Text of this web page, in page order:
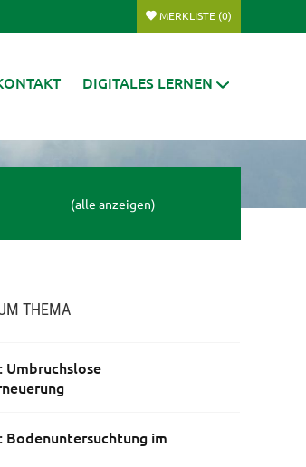
MERKLISTE (0)
DIGITALES LERNEN
(alle anzeigen)
THEMA
Umbruchslose
Bodenuntersuchtung im